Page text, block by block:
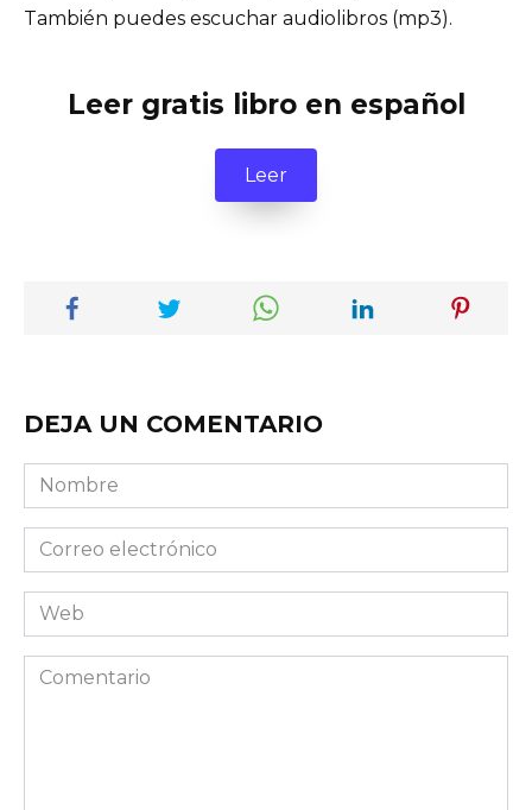
También puedes escuchar audiolibros (mp3).
Leer gratis libro en español
Leer
DEJA UN COMENTARIO
Nombre
Correo
electrónico
Web
Comentario